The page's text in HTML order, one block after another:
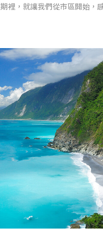
裡，就讓我們從市區開始，